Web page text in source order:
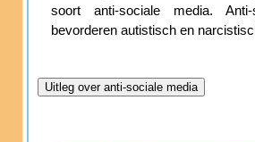
soort anti-sociale media. Anti-
bevorderen autistisch en